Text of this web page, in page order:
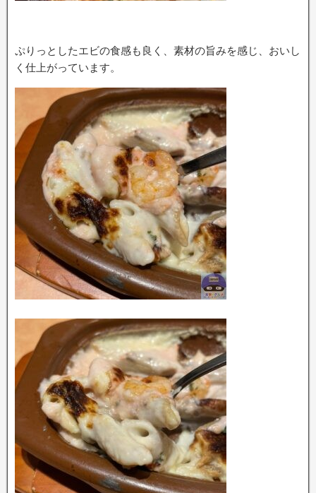
ぷりっとしたエビの食感も良く、素材の旨みを感じ、おいし
く仕上がっています。